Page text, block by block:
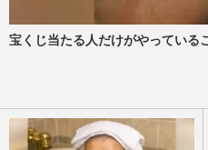
宝くじ当たる人だけがやっている